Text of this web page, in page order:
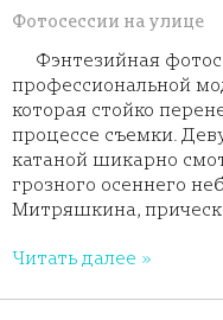
Фотосессии на улице
Фэнтезийная
профессиональной
которая стойко
процессе съемки.
катаной шикарно
грозного осеннего
Митряшкина,
Читать далее »